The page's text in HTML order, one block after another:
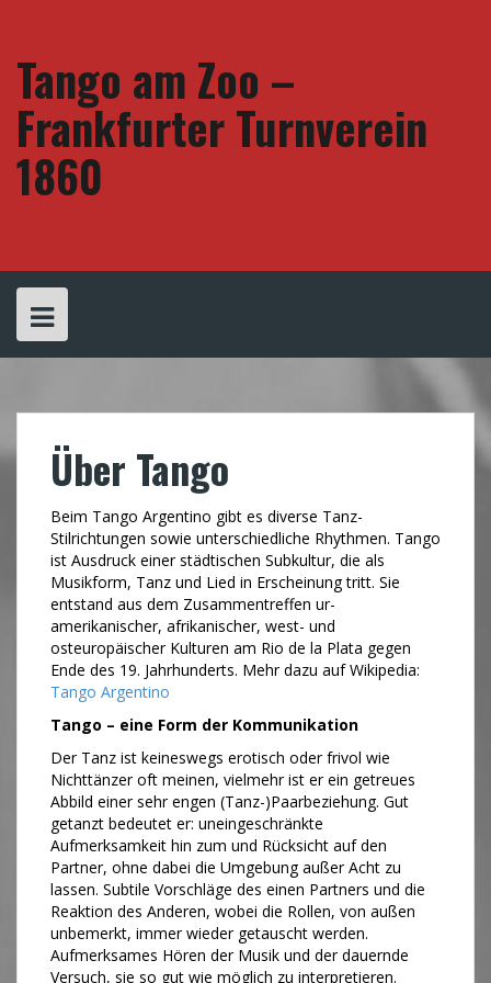
Tango am Zoo –
Frankfurter Turnverein
1860
Über Tango
Beim Tango Argentino gibt es diverse Tanz-
Stilrichtungen sowie unterschiedliche Rhythmen. Tango
ist Ausdruck einer städtischen Subkultur, die als
Musikform, Tanz und Lied in Erscheinung tritt. Sie
entstand aus dem Zusammentreffen ur-
amerikanischer, afrikanischer, west- und
osteuropäischer Kulturen am Rio de la Plata gegen
Ende des 19. Jahrhunderts. Mehr dazu auf Wikipedia:
Tango Argentino
Tango – eine Form der Kommunikation
Der Tanz ist keineswegs erotisch oder frivol wie
Nichttänzer oft meinen, vielmehr ist er ein getreues
Abbild einer sehr engen (Tanz-)Paarbeziehung. Gut
getanzt bedeutet er: uneingeschränkte
Aufmerksamkeit hin zum und Rücksicht auf den
Partner, ohne dabei die Umgebung außer Acht zu
lassen. Subtile Vorschläge des einen Partners und die
Reaktion des Anderen, wobei die Rollen, von außen
unbemerkt, immer wieder getauscht werden.
Aufmerksames Hören der Musik und der dauernde
Versuch, sie so gut wie möglich zu interpretieren.